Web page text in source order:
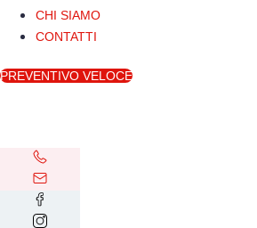
CHI SIAMO
CONTATTI
PREVENTIVO VELOCE